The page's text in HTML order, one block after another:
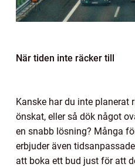
När tiden inte räcker till
Kanske har du inte planerat
önskat, eller så dök något
en snabb lösning? Många
erbjuder även
att boka ett bud just för att